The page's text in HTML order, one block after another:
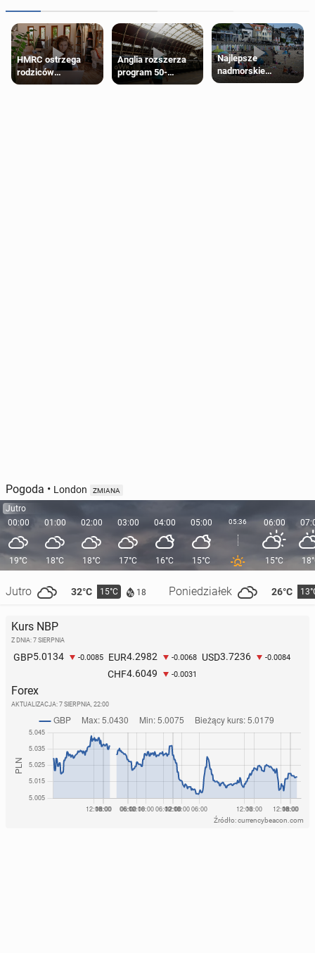
HMRC ostrzega
rodziców
pobierających Child
Anglia rozszerza
program 50-
procentowych
Najlepsze
nadmorskie
miasteczko blisko
Pogoda • London ZMIANA
Jutro
00:00
19°C
Jutro 32°C 15°C 18 Poniedziałek 26°C
01:00
18°C
02:00
18°C
03:00
17°C
04:00
16°C
05:00
15°C
05:36 06:00
15°C
Kurs NBP
Z DNIA: 7 SIERPNIA
GBP5.0134 -0.0085 EUR4.2982 -0.0068 USD3.7236 -0.0084
CHF4.6049 -0.0031
Forex
AKTUALIZACJA: 7 SIERPNIA, 22:00
Źródło: currencybeacon.com